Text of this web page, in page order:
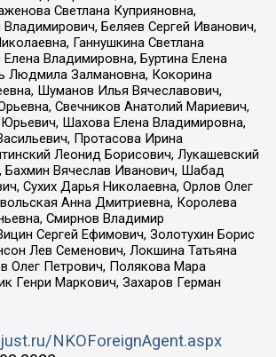
Светлана Куприяновна,
Беляев Сергей Иванович,
Ганнушкина Светлана
Владимировна, Буртина Елена
Людмила Залмановна, Кокорина
Шуманов Илья Вячеславович,
Свечников Анатолий Мариевич,
Шахова Елена Владимировна,
Протасова Ирина
Леонид Борисович, Лукашевский
Бахмин Вячеслав Иванович, Шабад
Сухих Дарья Николаевна, Орлов Олег
Анна Дмитриевна, Королева
Смирнов Владимир
Сергей Ефимович, Золотухин Борис
Лев Семенович, Локшина Татьяна
Олег Петрович, Полякова Мара
Генри Маркович, Захаров Герман
NKOForeignAgent.aspx